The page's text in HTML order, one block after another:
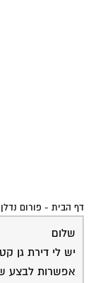
שלום
אפשרות לבצע
אולי שינוי